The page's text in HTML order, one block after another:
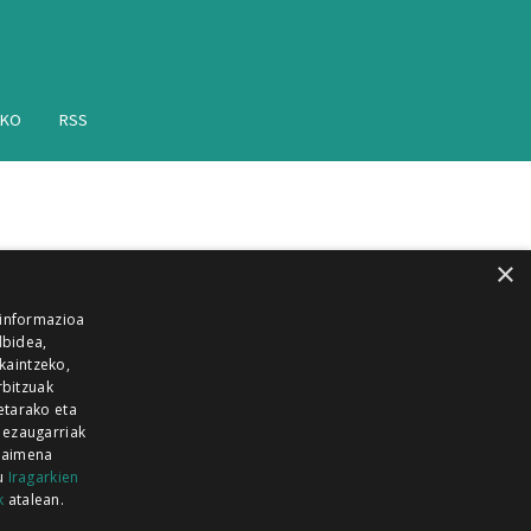
RSS
GUKA
×
eta
Iragarkien
atalean.